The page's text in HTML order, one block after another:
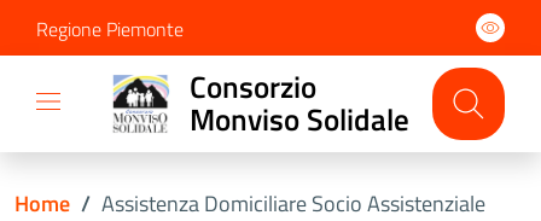
Regione Piemonte
Consorzio
Monviso Solidale
Home / Assistenza Domiciliare Socio Assistenziale